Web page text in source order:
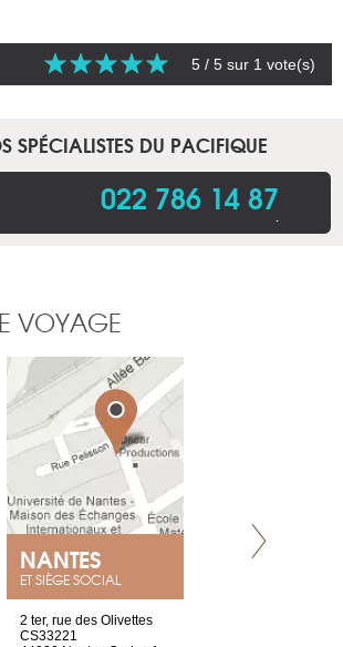
5 / 5 sur 1 vote(s)
SPÉCIALISTES DU PACIFIQUE
022 786 14 87.
VOYAGE
NANTES
ET SIÈGE SOCIAL
2 ter, rue des Olivettes
CS33221